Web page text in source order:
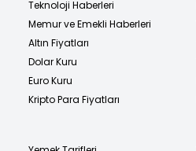
Teknoloji Haberleri
Memur ve Emekli Haberleri
Altın Fiyatları
Dolar Kuru
Euro Kuru
Kripto Para Fiyatları